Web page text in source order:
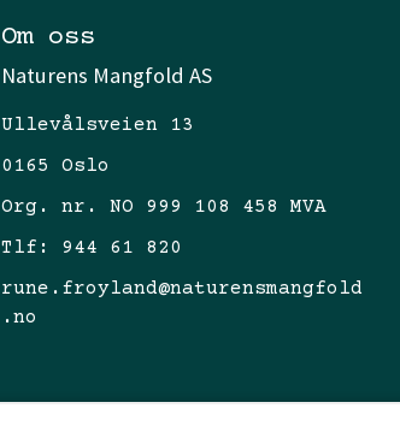
Om oss
Naturens Mangfold AS
Ullevålsveien 13
0165 Oslo
Org. nr. NO 999 108 458 MVA
Tlf: 944 61 820
rune.froyland@naturensmangfold
.no